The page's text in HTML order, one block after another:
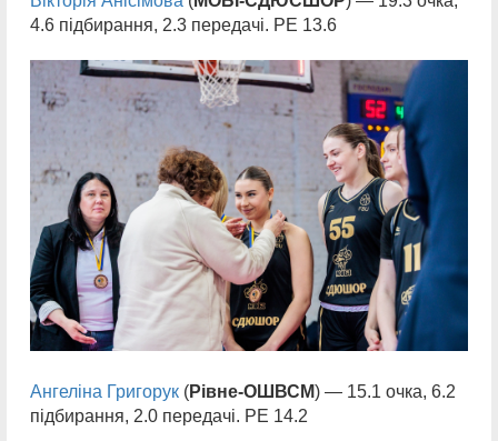
4.6 підбирання, 2.3 передачі. РЕ 13.6
Ангеліна Григорук (Рівне-ОШВСМ) — 15.1 очка, 6.2
підбирання, 2.0 передачі. РЕ 14.2